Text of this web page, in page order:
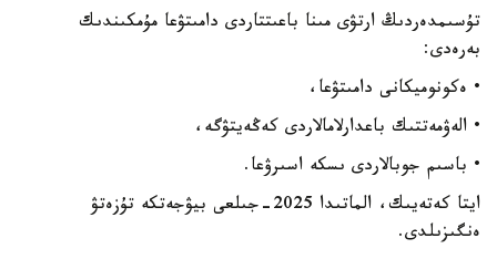
تۇسىمدەردىڭ ارتۋى مىنا باعىتتاردى دامىتۋعا مۇمكىندىك
بەرەدى:
• ەكونوميكانى دامىتۋعا،
• الەۋمەتتىك باعدارلامالاردى كەڭەيتۋگە،
• باسىم جوبالاردى ىسكە اسىرۋعا.
ايتا كەتەيىك، الماتىدا 2025-جىلعى بيۋجەتكە تۇزەتۋ
ەنگىزىلدى.